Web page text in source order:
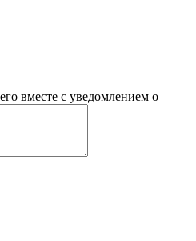
вместе с уведомлением о